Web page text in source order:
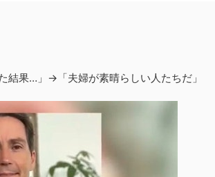
結果…」→「夫婦が素晴らしい人たちだ」